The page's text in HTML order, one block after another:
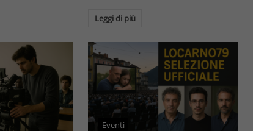
Leggi di più
Eventi